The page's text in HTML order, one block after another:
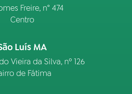
Freire, n° 474
Centro
Luís MA
Vieira da Silva, nº 126
de Fátima